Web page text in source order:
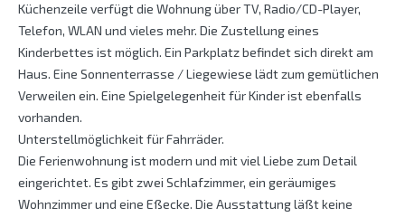
Küchenzeile verfügt die Wohnung über TV, Radio/CD-Player,
Telefon, WLAN und vieles mehr. Die Zustellung eines
Kinderbettes ist möglich. Ein Parkplatz befindet sich direkt am
Haus. Eine Sonnenterrasse / Liegewiese lädt zum gemütlichen
Verweilen ein. Eine Spielgelegenheit für Kinder ist ebenfalls
vorhanden.
Unterstellmöglichkeit für Fahrräder.
Die Ferienwohnung ist modern und mit viel Liebe zum Detail
eingerichtet. Es gibt zwei Schlafzimmer, ein geräumiges
Wohnzimmer und eine Eßecke. Die Ausstattung läßt keine